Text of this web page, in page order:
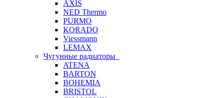
AXIS
NED Thermo
PURMO
KORADO
Viessmann
LEMAX
Чугунные радиаторы
ATENA
BARTON
BOHEMIA
BRISTOL